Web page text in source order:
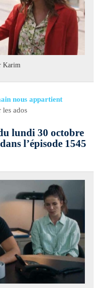
Karim
nous appartient
les ados
lundi 30 octobre
l’épisode 1545